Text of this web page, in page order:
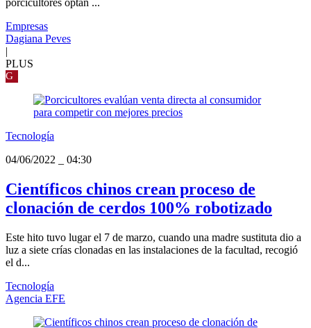
porcicultores optan ...
Empresas
Dagiana Peves
|
PLUS
G
Tecnología
04/06/2022
04:30
Científicos chinos crean proceso de
clonación de cerdos 100% robotizado
Este hito tuvo lugar el 7 de marzo, cuando una madre sustituta dio a
luz a siete crías clonadas en las instalaciones de la facultad, recogió
el d...
Tecnología
Agencia EFE